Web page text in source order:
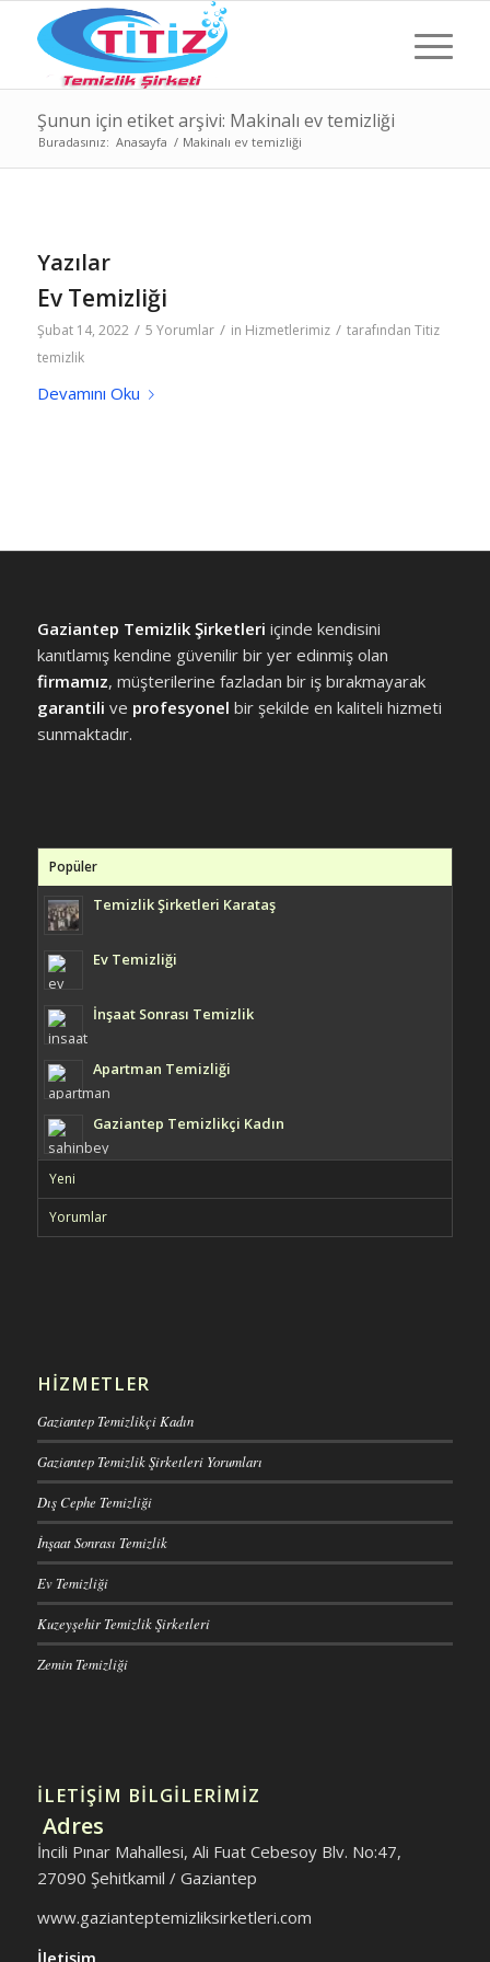
Şunun için etiket arşivi: Makinalı ev temizliği
Buradasınız: Anasayfa / Makinalı ev temizliği
Yazılar
Ev Temizliği
Şubat 14, 2022 / 5 Yorumlar / in Hizmetlerimiz / tarafından Titiz
temizlik
Devamını Oku
Gaziantep Temizlik Şirketleri içinde kendisini
kanıtlamış kendine güvenilir bir yer edinmiş olan
firmamız, müşterilerine fazladan bir iş bırakmayarak
garantili ve profesyonel bir şekilde en kaliteli hizmeti
sunmaktadır.
Popüler
Temizlik Şirketleri Karataş
Ev Temizliği
İnşaat Sonrası Temizlik
Apartman Temizliği
Gaziantep Temizlikçi Kadın
Yeni
Yorumlar
HIZMETLER
Gaziantep Temizlikçi Kadın
Gaziantep Temizlik Şirketleri Yorumları
Dış Cephe Temizliği
İnşaat Sonrası Temizlik
Ev Temizliği
Kuzeyşehir Temizlik Şirketleri
Zemin Temizliği
İLETİŞİM BİLGİLERİMİZ
Adres
İncili Pınar Mahallesi, Ali Fuat Cebesoy Blv. No:47,
27090 Şehitkamil / Gaziantep
www.gazianteptemizliksirketleri.com